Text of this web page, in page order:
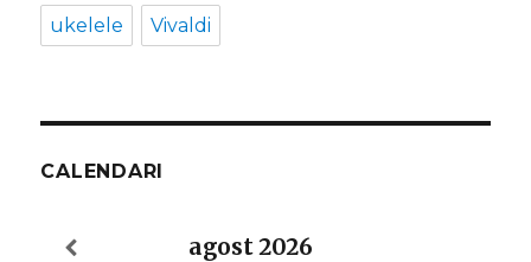
ukelele Vivaldi
CALENDARI
agost2026